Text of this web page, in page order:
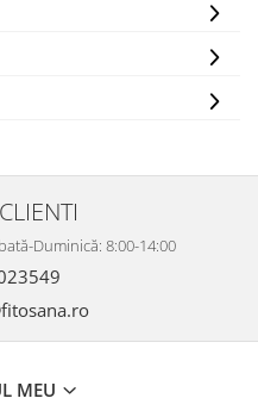
Duminică: 8:00-14:00
MEU